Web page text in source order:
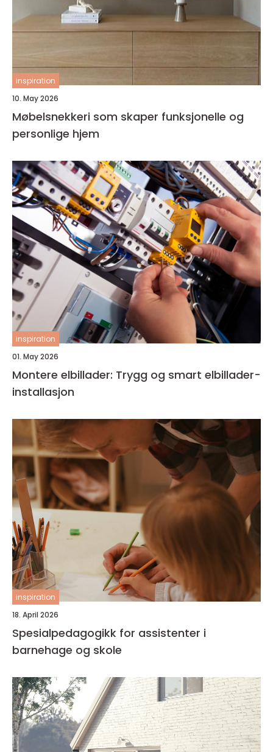
inspiration
10. May 2026
Møbelsnekkeri som skaper funksjonelle og
personlige hjem
inspiration
01. May 2026
Montere elbillader: Trygg og smart elbillader-
installasjon
inspiration
18. April 2026
Spesialpedagogikk for assistenter i
barnehage og skole